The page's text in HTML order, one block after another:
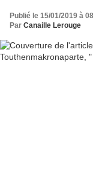
Publié le 15/01/2019 à
Par Canaille Lerouge